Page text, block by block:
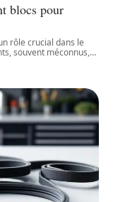
blocs pour
rôle crucial dans le
souvent méconnus,…